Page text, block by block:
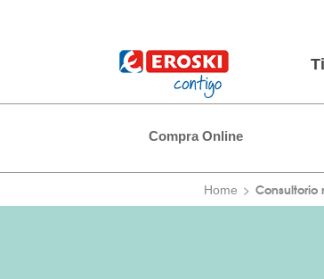
Compra Online
Home Consultorio